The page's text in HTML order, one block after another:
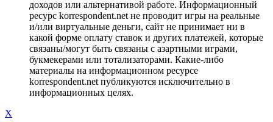
доходов или альтернативой работе. Информационный
ресурс korrespondent.net не проводит игры на реальные
и/или виртуальные деньги, сайт не принимает ни в
какой форме оплату ставок и других платежей, которые
связаны/могут быть связаны с азартными играми,
букмекерами или тотализаторами. Какие-либо
материалы на информационном ресурсе
korrespondent.net публикуются исключительно в
информационных целях.
X